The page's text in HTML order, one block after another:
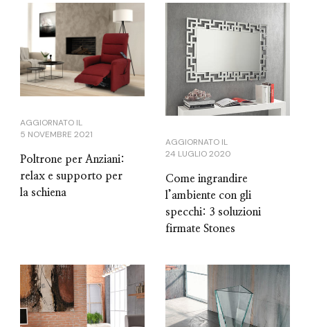
AGGIORNATO IL
5 NOVEMBRE 2021
Poltrone per Anziani:
relax e supporto per
la schiena
AGGIORNATO IL
24 LUGLIO 2020
Come ingrandire
l’ambiente con gli
specchi: 3 soluzioni
firmate Stones